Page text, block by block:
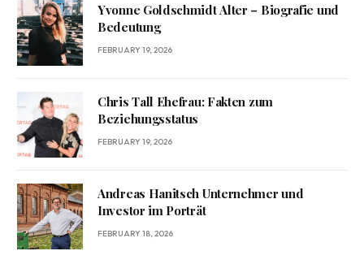
Yvonne Goldschmidt Alter – Biografie und
Bedeutung
FEBRUARY 19, 2026
Chris Tall Ehefrau: Fakten zum
Beziehungsstatus
FEBRUARY 19, 2026
Andreas Hanitsch Unternehmer und
Investor im Porträt
FEBRUARY 18, 2026